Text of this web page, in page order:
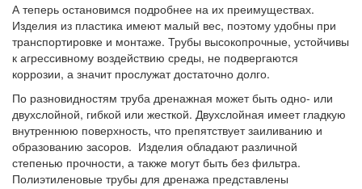
А теперь остановимся подробнее на их преимуществах.
Изделия из пластика имеют малый вес, поэтому удобны при
транспортировке и монтаже. Трубы высокопрочные, устойчивы
к агрессивному воздействию среды, не подвергаются
коррозии, а значит прослужат достаточно долго.
По разновидностям труба дренажная может быть одно- или
двухслойной, гибкой или жесткой. Двухслойная имеет гладкую
внутреннюю поверхность, что препятствует заиливанию и
образованию засоров. Изделия обладают различной
степенью прочности, а также могут быть без фильтра.
Полиэтиленовые трубы для дренажа представлены